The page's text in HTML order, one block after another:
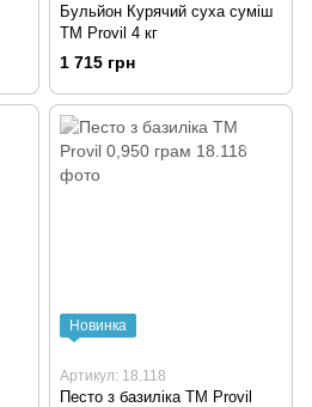
Бульйон Курячий суха суміш
ТМ Provil 4 кг
1 715 грн
Новинка
Артикул: 18.118
Песто з базиліка ТМ Provil